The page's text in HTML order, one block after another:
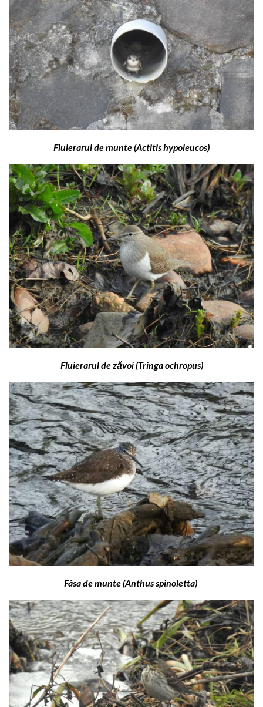
Fluierarul de munte (Actitis hypoleucos)
Fluierarul de zăvoi (Tringa ochropus)
Fâsa de munte (Anthus spinoletta)